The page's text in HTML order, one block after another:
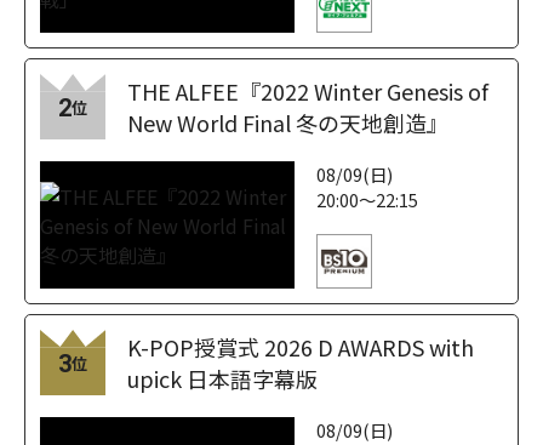
2位
THE ALFEE『2022 Winter Genesis of
New World Final 冬の天地創造』
08/09(日)
20:00～22:15
3位
K-POP授賞式 2026 D AWARDS with
upick 日本語字幕版
08/09(日)